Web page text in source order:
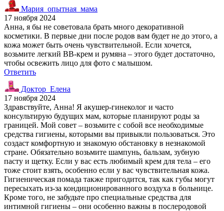
Мария_опытная_мама
17 ноября 2024
Анна, я бы не советовала брать много декоративной
косметики. В первые дни после родов вам будет не до этого, а
кожа может быть очень чувствительной. Если хочется,
возьмите легкий ВВ-крем и румяна – этого будет достаточно,
чтобы освежить лицо для фото с малышом.
Ответить
Доктор_Елена
17 ноября 2024
Здравствуйте, Анна! Я акушер-гинеколог и часто
консультирую будущих мам, которые планируют роды за
границей. Мой совет – возьмите с собой все необходимые
средства гигиены, которыми вы привыкли пользоваться. Это
создаст комфортную и знакомую обстановку в незнакомой
стране. Обязательно возьмите шампунь, бальзам, зубную
пасту и щетку. Если у вас есть любимый крем для тела – его
тоже стоит взять, особенно если у вас чувствительная кожа.
Гигиеническая помада также пригодится, так как губы могут
пересыхать из-за кондиционированного воздуха в больнице.
Кроме того, не забудьте про специальные средства для
интимной гигиены – они особенно важны в послеродовой